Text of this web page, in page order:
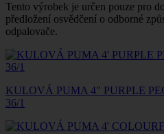
Tento výrobek je určen pouze pro
předložení osvědčení o odborné
odpalovače.
KULOVÁ PUMA 4" PURPLE
36/1